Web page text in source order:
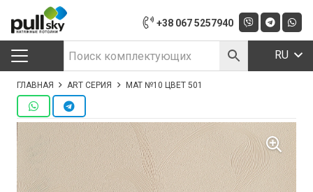
+38 067 5257940
RU
ГЛАВНАЯ ART СЕРИЯ МАТ №10 ЦВЕТ 501